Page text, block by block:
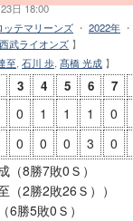
日 18:00
ッテマリーンズ ・ 2022年 ・
武ライオンズ 】
至 石川 歩 髙橋 光成 】
3 4 5 6 7
0 1 1 1 0
0 0 0 3 0
（8勝7敗0Ｓ）
（2勝2敗26Ｓ））
6勝5敗0Ｓ）